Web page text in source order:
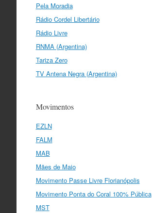
Pela Moradia
Rádio Cordel Libertário
Rádio Livre
RNMA (Argentina)
Tariza Zero
TV Antena Negra (Argentina)
Movimentos
EZLN
FALM
MAB
Mães de Maio
Movimento Passe Livre Florianópolis
Movimento Ponta do Coral 100% Pública
MST